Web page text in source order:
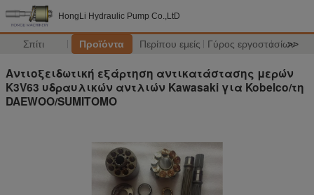
HongLi Hydraulic Pump Co.,LtD
Σπίτι Προϊόντα Περίπου εμείς Γύρος εργοστασίων
>>
Αντιοξειδωτική εξάρτηση αντικατάστασης μερών
K3V63 υδραυλικών αντλιών Kawasaki για Kobelco/τη
DAEWOO/SUMITOMO